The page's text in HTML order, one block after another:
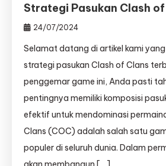
Strategi Pasukan Clash
24/07/2024
Selamat datang di artikel kami
strategi pasukan Clash of Clans
penggemar game ini, Anda pasti
pentingnya memiliki komposisi
efektif untuk mendominasi
Clans (COC) adalah salah satu
populer di seluruh dunia. Dalam